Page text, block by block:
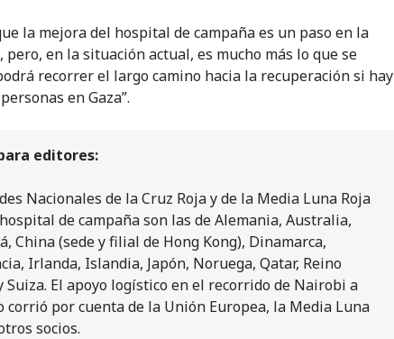
la mejora del hospital de campaña es un paso en la
pero, en la situación actual, es mucho más lo que se
recorrer el largo camino hacia la recuperación si hay
en Gaza”.
editores:
Nacionales de la Cruz Roja y de la Media Luna Roja
de campaña son las de Alemania, Australia,
China (sede y filial de Hong Kong), Dinamarca,
Irlanda, Islandia, Japón, Noruega, Qatar, Reino
Suiza. El apoyo logístico en el recorrido de Nairobi a
corrió por cuenta de la Unión Europea, la Media Luna
socios.